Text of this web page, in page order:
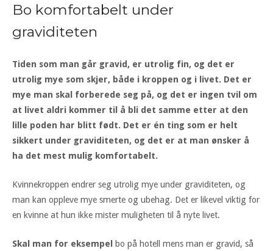
Bo komfortabelt under
graviditeten
Tiden som man går gravid, er utrolig fin, og det er
utrolig mye som skjer, både i kroppen og i livet. Det er
mye man skal forberede seg på, og det er ingen tvil om
at livet aldri kommer til å bli det samme etter at den
lille poden har blitt født. Det er én ting som er helt
sikkert under graviditeten, og det er at man ønsker å
ha det mest mulig komfortabelt.
Kvinnekroppen endrer seg utrolig mye under graviditeten, og
man kan oppleve mye smerte og ubehag. Det er likevel viktig for
en kvinne at hun ikke mister muligheten til å nyte livet.
Skal man for eksempel bo på hotell mens man er gravid, så